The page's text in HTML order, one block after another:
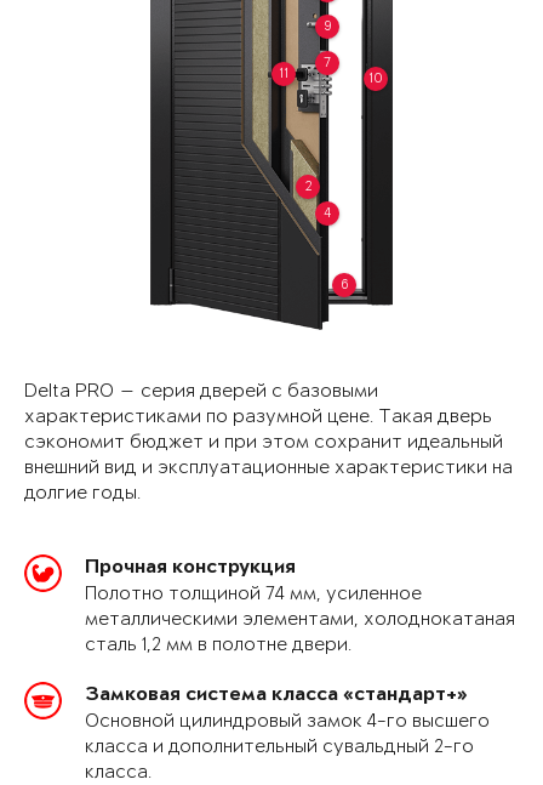
2
4
6
7
9
10
11
Delta PRO — серия дверей с базовыми
характеристиками по разумной цене. Такая дверь
сэкономит бюджет и при этом сохранит идеальный
внешний вид и эксплуатационные характеристики на
долгие годы.
Прочная конструкция
Полотно толщиной 74 мм, усиленное
металлическими элементами, холоднокатаная
сталь 1,2 мм в полотне двери.
Замковая система класса «стандарт+»
Основной цилиндровый замок 4-го высшего
класса и дополнительный сувальдный 2-го
класса.